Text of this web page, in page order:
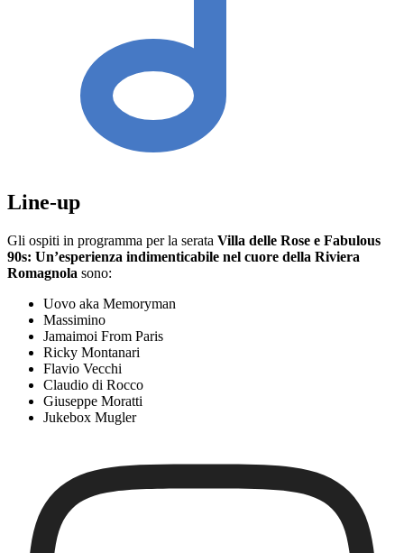
Line-up
Gli ospiti in programma per la serata Villa delle Rose e Fabulous
90s: Un’esperienza indimenticabile nel cuore della Riviera
Romagnola sono:
Uovo aka Memoryman
Massimino
Jamaimoi From Paris
Ricky Montanari
Flavio Vecchi
Claudio di Rocco
Giuseppe Moratti
Jukebox Mugler